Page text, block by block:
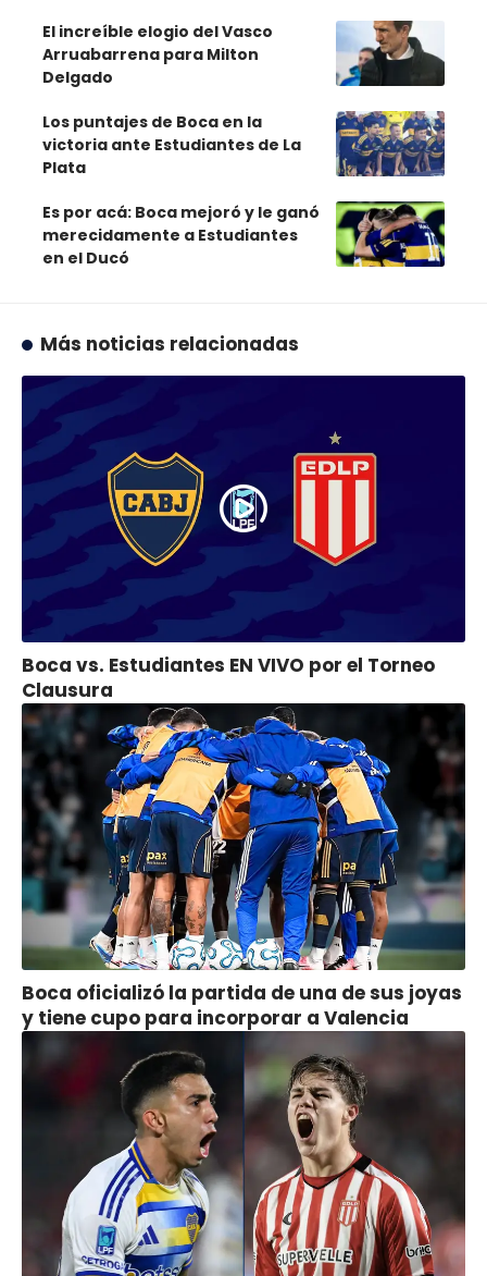
El increíble elogio del Vasco
Arruabarrena para Milton
Delgado
Los puntajes de Boca en la
victoria ante Estudiantes de La
Plata
Es por acá: Boca mejoró y le ganó
merecidamente a Estudiantes
en el Ducó
Más noticias relacionadas
Boca vs. Estudiantes EN VIVO por el Torneo
Clausura
Boca oficializó la partida de una de sus joyas
y tiene cupo para incorporar a Valencia